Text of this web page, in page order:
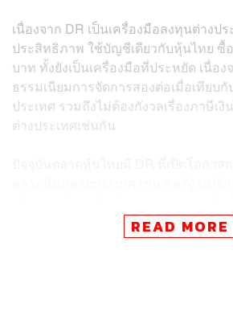
เนื่องจาก DR เป็นเครื่องมือลงทุนต่างป
ประสิทธิภาพ ใช้บัญชีเดียวกับหุ้นไทย ซื้
บาท ทั้งยังเป็นเครื่องมือที่ประหยัด เนื่อง
ธรรมเนียมการจัดการสองต่อเมื่อเทียบ
ประเทศ รวมถึงไม่ต้องกังวลเรื่องภาษีเ
ต่างประเทศเช่นกัน
มากขึ้น หลักทรัพย์บัวหลวงพร้อมด้วย
Investment Management ผู้ออก ETF ชั้
READ MORE